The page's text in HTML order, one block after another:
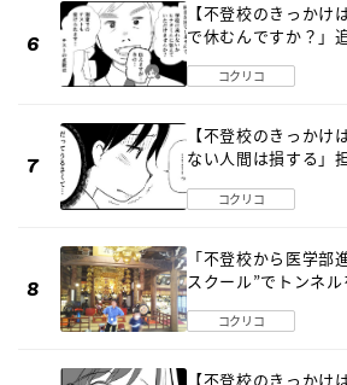
【不登校のきっかけ
で休むんですか？」
コクリコ
【不登校のきっかけ
ない人間は損する」
コクリコ
「不登校から医学部
スクール”でトンネ
コクリコ
【不登校のきっかけ